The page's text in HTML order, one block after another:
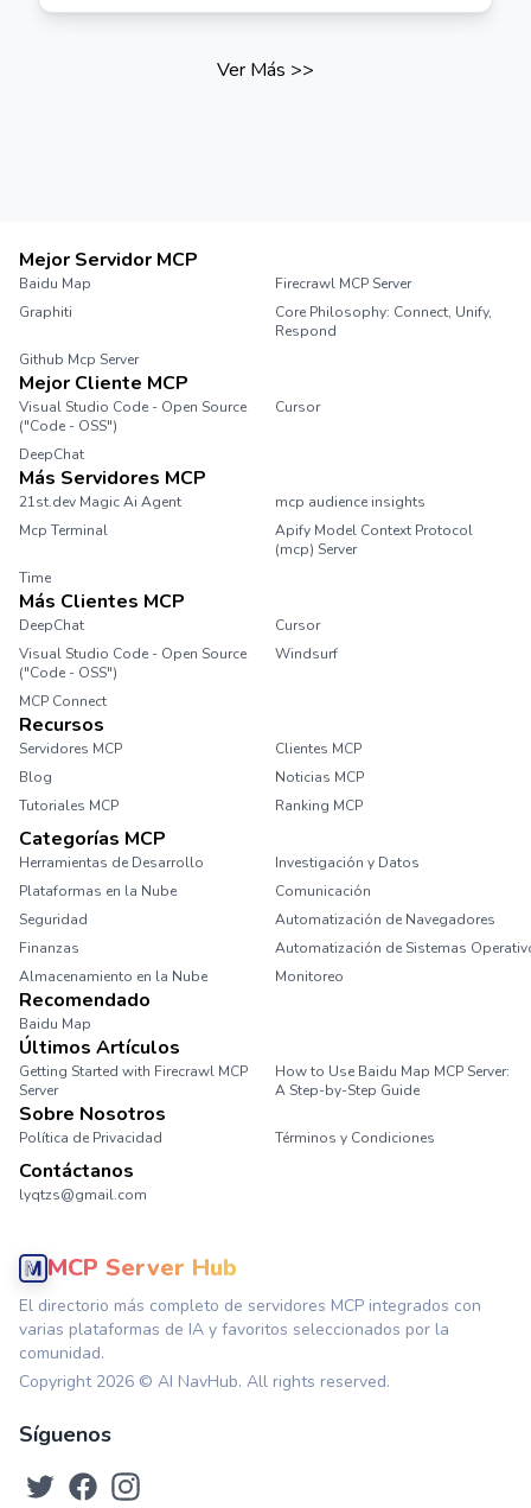
Ver Más >>
Mejor Servidor MCP
Baidu Map
Firecrawl MCP Server
Graphiti
Core Philosophy: Connect, Unify,
Respond
Github Mcp Server
Mejor Cliente MCP
Visual Studio Code - Open Source
("Code - OSS")
Cursor
DeepChat
Más Servidores MCP
21st.dev Magic Ai Agent
mcp audience insights
Mcp Terminal
Apify Model Context Protocol
(mcp) Server
Time
Más Clientes MCP
DeepChat
Cursor
Visual Studio Code - Open Source
("Code - OSS")
Windsurf
MCP Connect
Recursos
Servidores MCP
Clientes MCP
Blog
Noticias MCP
Tutoriales MCP
Ranking MCP
Categorías MCP
Herramientas de Desarrollo
Investigación y Datos
Plataformas en la Nube
Comunicación
Seguridad
Automatización de Navegadores
Finanzas
Automatización de Sistemas
Almacenamiento en la Nube
Monitoreo
Recomendado
Baidu Map
Últimos Artículos
Getting Started with Firecrawl MCP
Server
How to Use Baidu Map MCP Server:
A Step-by-Step Guide
Sobre Nosotros
Política de Privacidad Términos y Condiciones
Contáctanos
lyqtzs@gmail.com
MCP Server Hub
El directorio más completo de servidores MCP integrados con
varias plataformas de IA y favoritos seleccionados por la
comunidad.
Copyright 2026 © AI NavHub. All rights reserved.
Síguenos